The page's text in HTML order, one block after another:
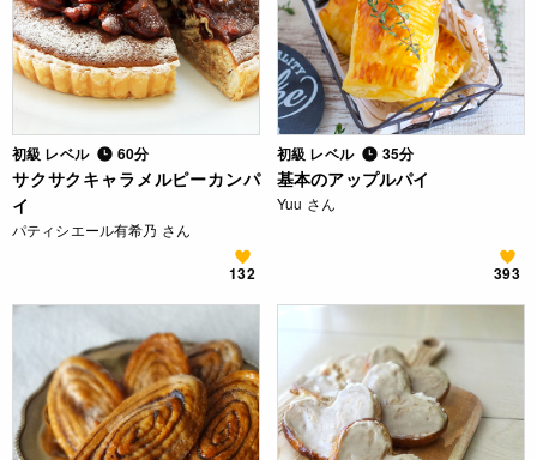
初級 レベル 60分
サクサクキャラメルピーカンパ
イ
パティシエール有希乃 さん
132
初級 レベル 35分
基本のアップルパイ
Yuu さん
393